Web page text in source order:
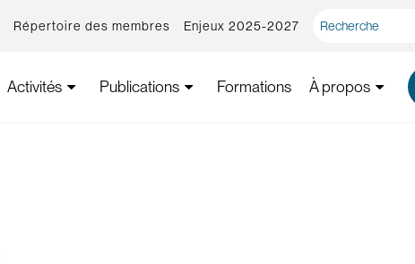
Répertoire des membres Enjeux 2025-2027
rapide
Activités Publications Formations À propos